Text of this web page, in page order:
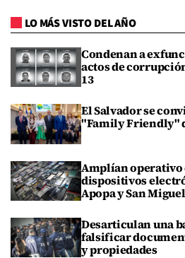
LO MÁS VISTO DEL AÑO
Condenan a
actos de
13
El Salvador se
"Family Friendly"
Amplían
dispositivos
Apopa y San Miguel
Desarticulan una
falsificar
y propiedades